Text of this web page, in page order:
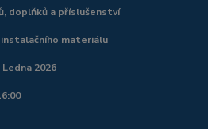
doplňků a příslušenství
materiálu
2026